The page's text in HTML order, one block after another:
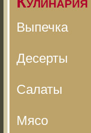
Выпечка
Десерты
Салаты
Мясо